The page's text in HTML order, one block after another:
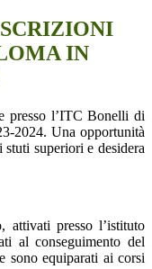
IN
presso l’ITC Bonelli di
2024. Una opportunità
superiori e desidera
presso l’istituto
al conseguimento del
sono equiparati ai corsi